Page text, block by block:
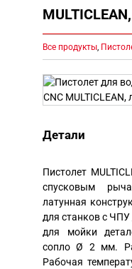
Все продукты,
Детали
Пистолет
спусковым
латунная
для станков с
для мойки
сопло Ø 2 мм.
Рабочая